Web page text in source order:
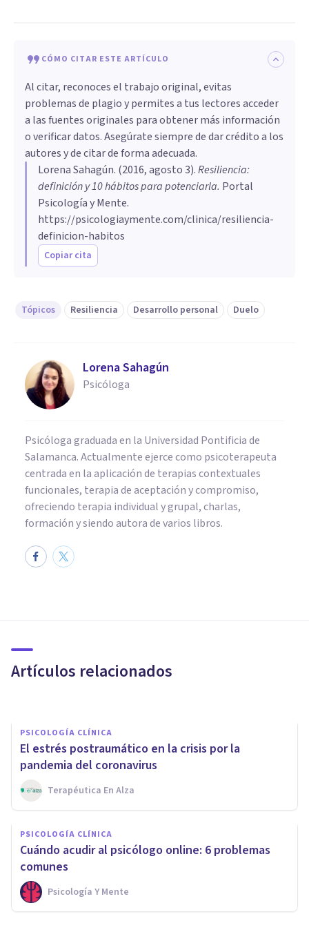
CÓMO CITAR ESTE ARTÍCULO
Al citar, reconoces el trabajo original, evitas
problemas de plagio y permites a tus lectores acceder
a las fuentes originales para obtener más información
o verificar datos. Asegúrate siempre de dar crédito a los
autores y de citar de forma adecuada.
Lorena Sahagún. (2016, agosto 3).Resiliencia:
definición y 10 hábitos para potenciarla. Portal
Psicología y Mente.
https://psicologiaymente.com/clinica/resiliencia-
definicion-habitos
Copiar cita
Tópicos Resiliencia Desarrollo personal Duelo
Lorena Sahagún
Psicóloga
Psicóloga graduada en la Universidad Pontificia de
Salamanca. Actualmente ejerce como psicoterapeuta
centrada en la aplicación de terapias contextuales
funcionales, terapia de aceptación y compromiso,
ofreciendo terapia individual y grupal, charlas,
formación y siendo autora de varios libros.
Artículos relacionados
adiós
PSICOLOGÍA CLÍNICA
El estrés postraumático en la crisis por la
pandemia del coronavirus
Terapéutica En Alza
PSICOLOGÍA CLÍNICA
​Cuándo acudir al psicólogo online: 6 problemas
comunes
Psicología Y Mente
La mejor formación en duelo
para psicólogos (5 cursos)
Psicología Y Mente